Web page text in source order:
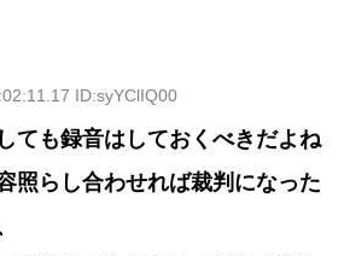
ID:syYClIQ00
ても録音はしておくべきだよね
照らし合わせれば裁判になった